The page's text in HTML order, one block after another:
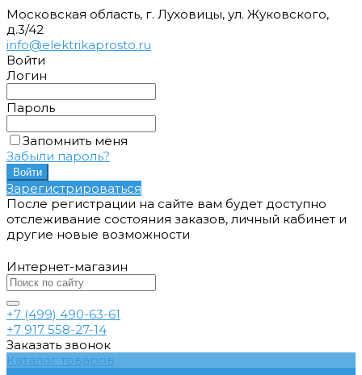
Московская область, г. Луховицы, ул. Жуковского,
д.3/42
info@elektrikaprosto.ru
Войти
Логин
Пароль
Запомнить меня
Забыли пароль?
Зарегистрироваться
После регистрации на сайте вам будет доступно
отслеживание состояния заказов, личный кабинет и
другие новые возможности
Интернет-магазин
+7 (499) 490-63-61
+7 917 558-27-14
Заказать звонок
Каталог товаров